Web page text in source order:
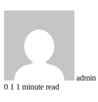
admin
0 1 1 minute read